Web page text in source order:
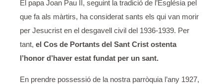
El papa Joan Pau II, seguint la tradició de l’Església pel
que fa als màrtirs, ha considerat sants els qui van morir
per Jesucrist en el desgavell civil del 1936-1939. Per
tant, el Cos de Portants del Sant Crist ostenta
l’honor d’haver estat fundat per un sant.
En prendre possessió de la nostra parròquia l’any 1927,